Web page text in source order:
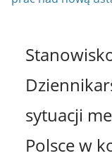
sytuacji
Polsce w